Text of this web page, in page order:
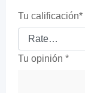
Tu calificación*
Tu opinión *